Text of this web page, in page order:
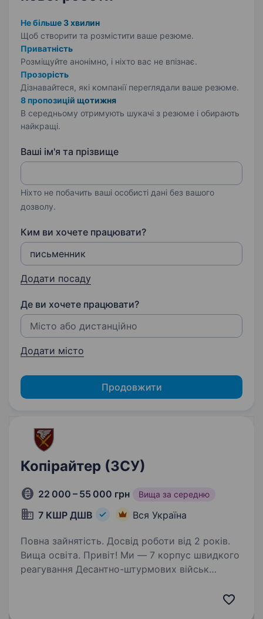
Не більше 3 хвилин
Щоб створити та розмістити ваше резюме.
Приватність
Розміщуйте анонімно, і ніхто вас не впізнає.
Прозорість
Дізнавайтеся, які компанії переглядали ваше резюме.
8 пропозицій щотижня
В середньому отримують шукачі з резюме і обирають
найкращі.
Ваші ім'я та прізвище
Ніхто не побачить ваші особисті дані без вашого
дозволу.
Ким ви хочете працювати?
Додати посаду
Де ви хочете працювати?
Додати місто
Продовжити
Копірайтер (ЗСУ)
22 000 – 55 000 грн Вища за середню
7 КШР ДШВ Вся Україна
Повна зайнятість. Досвід роботи від 2 років.
Вища освіта. Привіт! Ми — 7 корпус швидкого
реагування Десантно-штурмових військ